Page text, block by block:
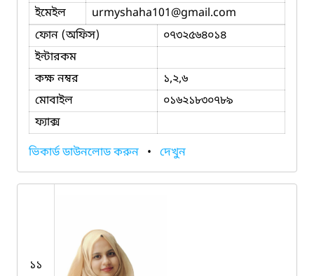
ইমেইল
urmyshaha101@gmail.com
ফোন (অফিস)
০৭৩২৫৬৪০১৪
ইন্টারকম
কক্ষ নম্বর
১,২,৬
মোবাইল
০১৬২১৮৩০৭৮৯
ফ্যাক্স
ভিকার্ড ডাউনলোড করুন • দেখুন
১১